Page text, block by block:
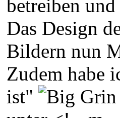
betreiben
Das Design
Bildern nun
Zudem habe
ist"